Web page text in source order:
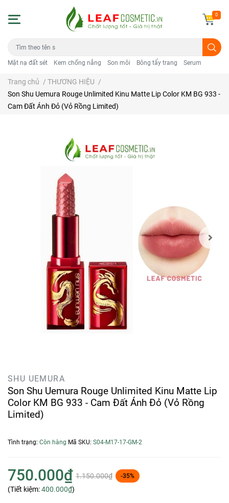
Mặt nạ đất sét Kem chống nắng Son môi Bông tẩy trang Serum
0
Trang chủ / THƯƠNG HIỆU /
Son Shu Uemura Rouge Unlimited Kinu Matte Lip Color KM BG 933 -
Cam Đất Ánh Đỏ (Vỏ Rồng Limited)
SHU UEMURA
Son Shu Uemura Rouge Unlimited Kinu Matte Lip
Color KM BG 933 - Cam Đất Ánh Đỏ (Vỏ Rồng
Limited)
Tình trạng: Còn hàng Mã SKU: S04-M17-17-GM-2
750.000₫ 1.150.000₫ -35%
(Tiết kiệm:400.000₫)